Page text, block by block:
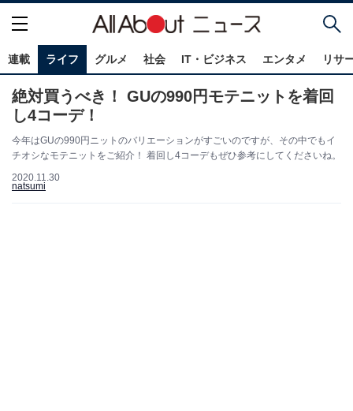
連載 ライフ グルメ 社会 IT・ビジネス エンタメ リサ
絶対買うべき！ GUの990円モテニットを着回
し4コーデ！
今年はGUの990円ニットのバリエーションがすごいのですが、その中でもイ
チオシなモテニットをご紹介！ 着回し4コーデもぜひ参考にしてくださいね。
2020.11.30
natsumi